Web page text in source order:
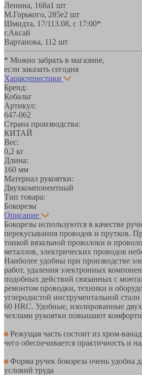
Ленина, 168а1 шт
М.Горького, 285е2 шт
Шмидта, 17/113.08, с 17:00*
г.Аксай
Вартанова, 11 2 шт
* Можно забрать в магазине,
если заказать сегодня
Характеристики
Бренд:
Кобальт
Артикул:
647-062
Страна производства:
КИТАЙ
Вес:
0,2 кг
Длина:
160 мм
Материал рукоятки:
Двухкомпонентный
Тип товара:
Бокорезы
Описание
Бокорезы используются в качестве
перекусывания проводов и прутков.
тонкой вязальной проволоки и
металлов, электрических проводов
Наиболее удобны при производстве
работ, удаления электронных
подобных действий связанных с
ремонтом проводки, техники и
углеродистой инструментальной
60 HRC. Удобные, изолированные
чехлами рукоятки повышают
Режущая часть состоит из хром-
чего обеспечивается практичность и
Форма ручек бокореза очень удобна
условий труда